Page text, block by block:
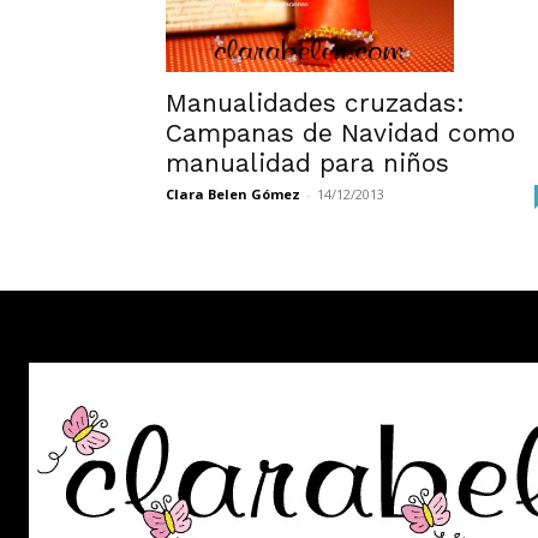
Manualidades cruzadas:
Campanas de Navidad como
manualidad para niños
Clara Belen Gómez - 14/12/2013